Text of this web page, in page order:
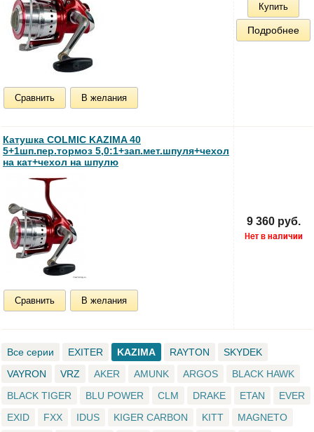
Сравнить В желания
Купить
Подробнее
Катушка COLMIC KAZIMA 40
5+1шп.пер.тормоз 5,0:1+зап.мет.шпуля+чехол
на кат+чехол на шпулю
Сравнить В желания
9 360 руб.
Все серии EXITER KAZIMA RAYTON
SKYDEK
VAYRON
VRZ AKER AMUNK ARGOS
BLACK HAWK
BLACK TIGER
BLU POWER CLM DRAKE ETAN
EVER
EXID
FXX IDUS KIGER CARBON KITT
MAGNETO